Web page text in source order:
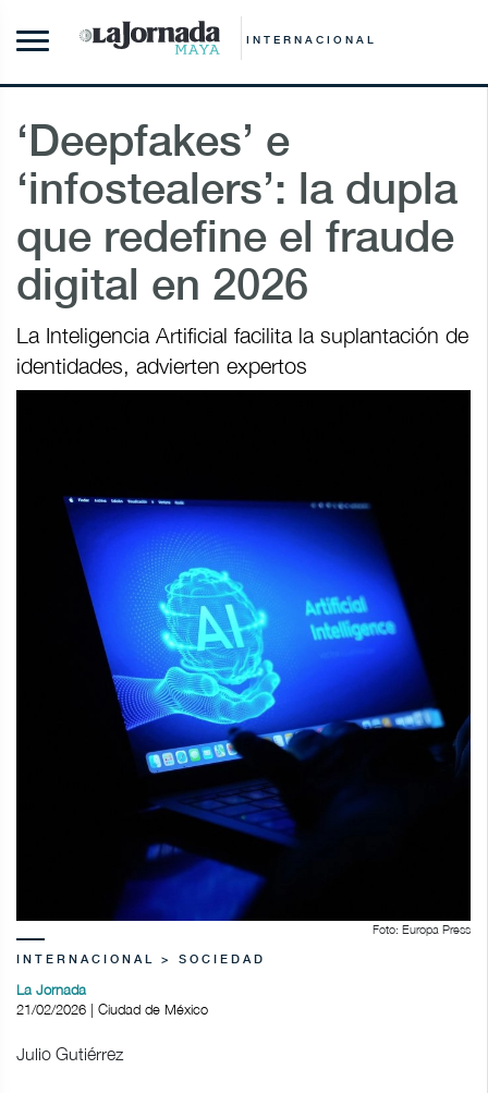
INTERNACIONAL
‘Deepfakes’ e
‘infostealers’: la dupla
que redefine el fraude
digital en 2026
La Inteligencia Artificial facilita la suplantación de
identidades, advierten expertos
Foto: Europa Press
INTERNACIONAL > SOCIEDAD
La Jornada
21/02/2026 | Ciudad de México
Julio Gutiérrez